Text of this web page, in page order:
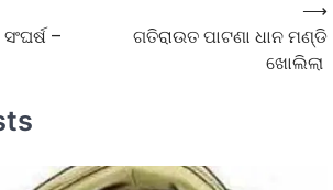
–
ଗତିରାଉତ ପାଟଣା ଧାନ ମଣ୍ଡି
ଖୋଲିଲା
⟶